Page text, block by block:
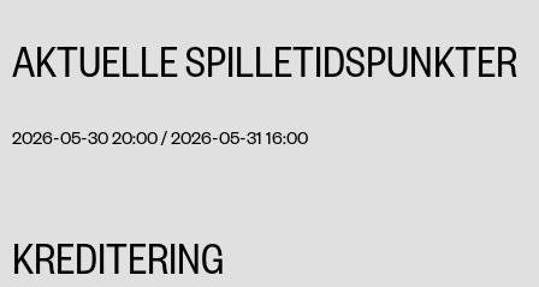
AKTUELLE SPILLETIDSPUNKTER
2026-05-30 20:00 / 2026-05-31 16:00
KREDITERING